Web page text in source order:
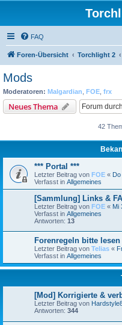
FAQ
Foren-Übersicht Torchlight 2
Mods
Moderatoren: Malgardian FOE frx
Neues Thema
42
*** Portal ***
Letzter Beitrag von FOE «
Verfasst in Allgemeines
[Sammlung] Links &
Letzter Beitrag von FOE « Mi
Verfasst in Allgemeines
Antworten: 13
Forenregeln bitte lesen
Letzter Beitrag von Telias «
Verfasst in Allgemeines
[Mod] Korrigierte &
Letzter Beitrag von
Antworten: 344